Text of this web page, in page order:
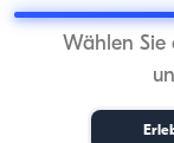
Wählen Sie